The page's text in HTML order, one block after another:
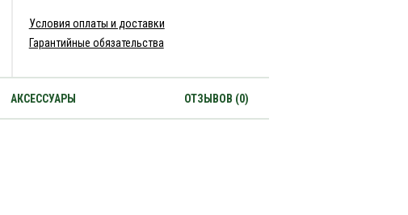
Условия оплаты и доставки
Гарантийные обязательства
АКСЕССУАРЫ ОТЗЫВОВ (0)